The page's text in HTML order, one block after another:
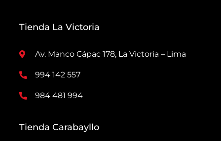
Tienda La Victoria
Av. Manco Cápac 178, La Victoria – Lima
994 142 557
984 481 994
Tienda Carabayllo